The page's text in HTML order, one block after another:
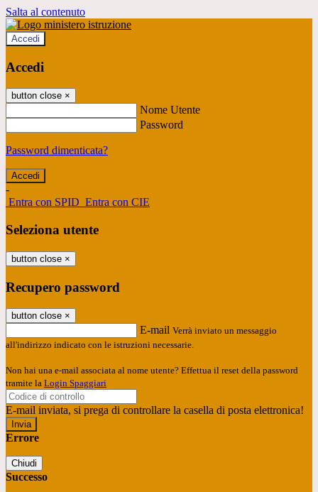
Salta al contenuto
Accedi
Accedi
button close ×
Nome Utente
Password
Password dimenticata?
-
Entra con SPID Entra con CIE
Seleziona utente
button close ×
Recupero password
button close ×
E-mail Verrà inviato un messaggio
all'indirizzo indicato con le istruzioni necessarie.
Non hai una e-mail associata al nome utente? Effettua il reset della password
tramite la Login Spaggiari
E-mail inviata, si prega di controllare la casella di posta elettronica!
Errore
Chiudi
Successo